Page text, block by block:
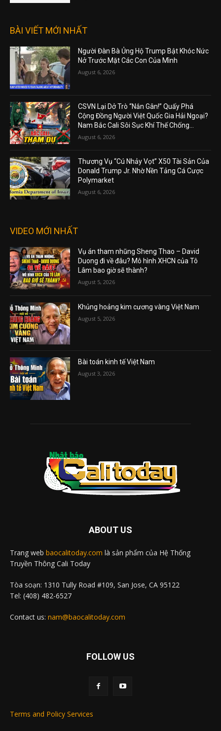
BÀI VIẾT MỚI NHẤT
Người Đàn Bà Ủng Hộ Trump Bật Khóc Nức
Nở Trước Mặt Các Con Của Mình
August 6, 2026
CSVN Lại Dở Trò “Nắn Gân!” Quấy Phá
Cộng Đồng Người Việt Quốc Gia Hải Ngoại?
Nam Bắc Cali Sôi Sục Khí Thế Chống...
August 6, 2026
Thương Vụ “Cú Nhảy Vọt” X50 Tài Sản Của
Donald Trump Jr. Nhờ Nền Tảng Cá Cược
Polymarket
August 6, 2026
VIDEO MỚI NHẤT
Vụ án tham nhũng Sheng Thao – David
Duong đi về đâu? Mô hình XHCN của Tô
Lâm bao giờ sẽ thành?
August 5, 2026
Khủng hoảng kim cương vàng Việt Nam
August 5, 2026
Bài toán kinh tế Việt Nam
August 3, 2026
ABOUT US
Trang web baocalitoday.com là sản phẩm của Hệ Thống
Truyền Thông Cali Today
Tòa soạn: 1310 Tully Road #109, San Jose, CA 95122
Tel: (408) 482-6527
Contact us: nam@baocalitoday.com
FOLLOW US
Terms and Policy Services